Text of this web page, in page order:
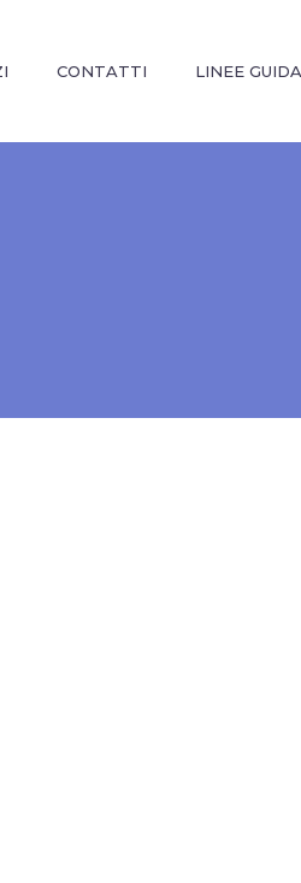
CONTATTI LINEE GUIDA